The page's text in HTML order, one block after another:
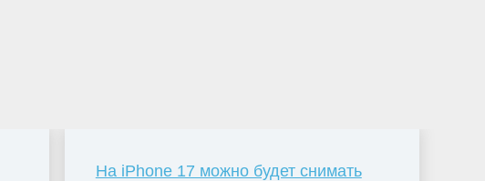
На iPhone 17 можно будет снимать